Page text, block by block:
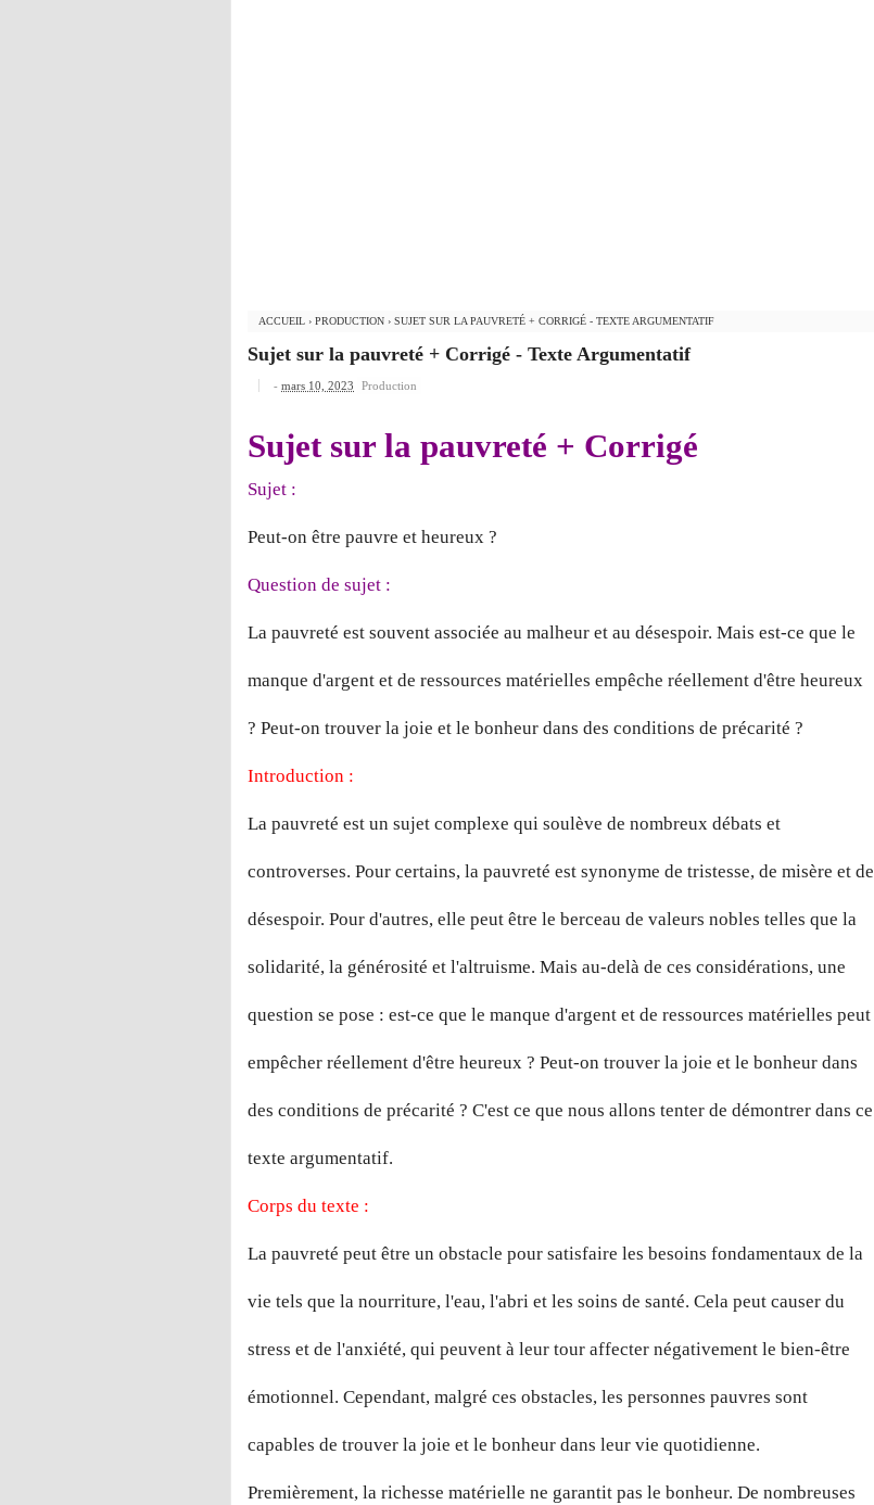
ACCUEIL › PRODUCTION › SUJET SUR LA PAUVRETÉ + CORRIGÉ - TEXTE ARGUMENTATIF
Sujet sur la pauvreté + Corrigé - Texte Argumentatif
- mars 10, 2023 Production
Sujet sur la pauvreté + Corrigé
Sujet :
Peut-on être pauvre et heureux ?
Question de sujet :
La pauvreté est souvent associée au malheur et au désespoir. Mais est-ce que le
manque d'argent et de ressources matérielles empêche réellement d'être heureux
? Peut-on trouver la joie et le bonheur dans des conditions de précarité ?
Introduction :
La pauvreté est un sujet complexe qui soulève de nombreux débats et
controverses. Pour certains, la pauvreté est synonyme de tristesse, de misère et de
désespoir. Pour d'autres, elle peut être le berceau de valeurs nobles telles que la
solidarité, la générosité et l'altruisme. Mais au-delà de ces considérations, une
question se pose : est-ce que le manque d'argent et de ressources matérielles peut
empêcher réellement d'être heureux ? Peut-on trouver la joie et le bonheur dans
des conditions de précarité ? C'est ce que nous allons tenter de démontrer dans ce
texte argumentatif.
Corps du texte :
La pauvreté peut être un obstacle pour satisfaire les besoins fondamentaux de la
vie tels que la nourriture, l'eau, l'abri et les soins de santé. Cela peut causer du
stress et de l'anxiété, qui peuvent à leur tour affecter négativement le bien-être
émotionnel. Cependant, malgré ces obstacles, les personnes pauvres sont
capables de trouver la joie et le bonheur dans leur vie quotidienne.
Premièrement, la richesse matérielle ne garantit pas le bonheur. De nombreuses